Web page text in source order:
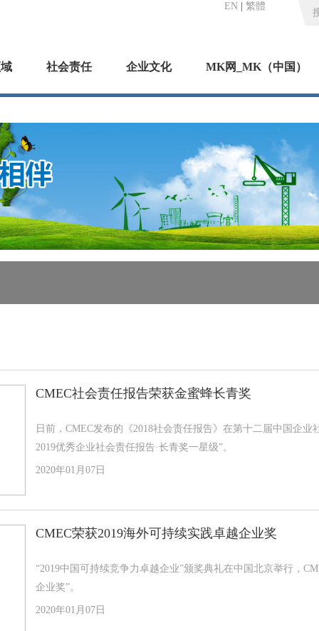
EN 繁體
社会责任 企业文化 MK网_MK（中国）
CMEC社会责任报告荣获金蜜蜂长青奖
日前，CMEC发布的《2018社会责任报告》在第十二届中国企
2019优秀企业社会责任报告·长青奖一星级”。
2020年01月07日
CMEC荣获2019海外可持续实践卓越企业奖
“2019中国可持续竞争力卓越企业”颁奖典礼在中国北京举行，
企业奖”。
2020年01月07日